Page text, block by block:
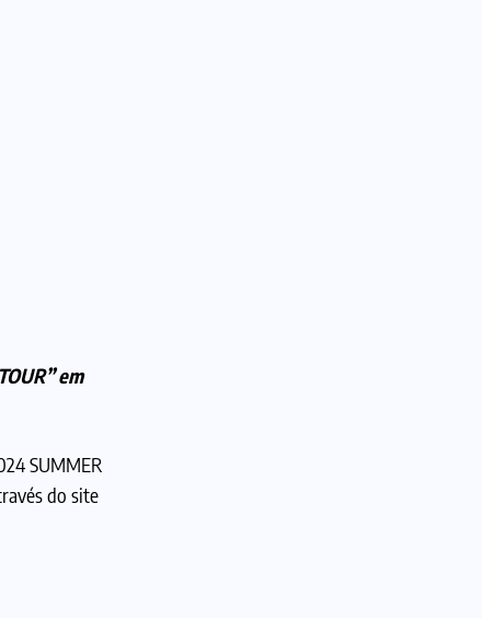
em
SUMMER
do site